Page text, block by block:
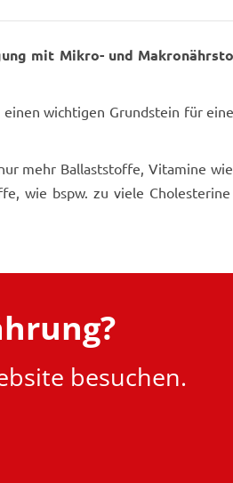
mit Mikro- und
wichtigen Grundstein für
mehr Ballaststoffe, Vitamine
wie bspw. zu viele
besuchen.